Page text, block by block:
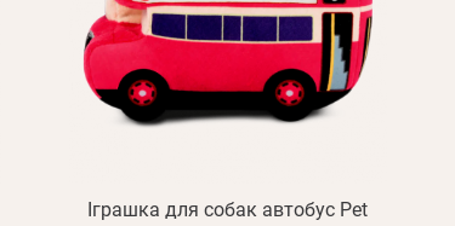
Іграшка для собак автобус Pet